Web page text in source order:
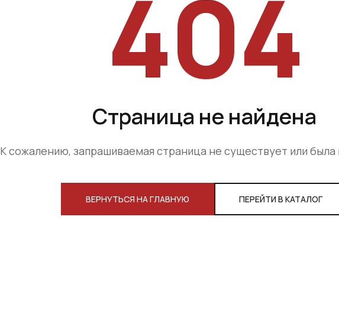
404
Страница не найдена
К сожалению, запрашиваемая страница не существует или
ВЕРНУТЬСЯ НА ГЛАВНУЮ ПЕРЕЙТИ В КАТАЛОГ